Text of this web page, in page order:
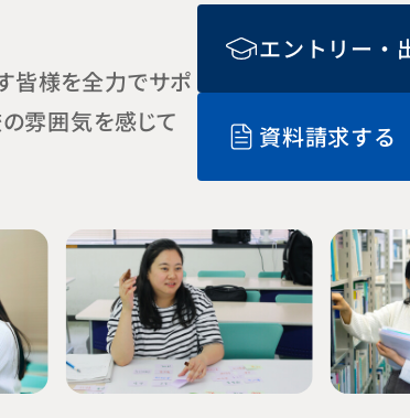
皆様を全力でサポ
の雰囲気を感じて
エントリー・
資料請求する